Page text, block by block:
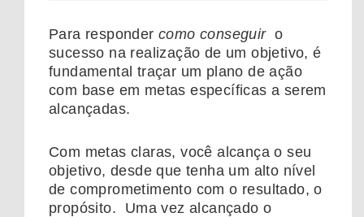
Para responder como conseguiro
sucesso na realização de um objetivo, é
fundamental traçar um plano de ação
com base em metas específicas a serem
alcançadas.
Com metas claras, você alcança o seu
objetivo, desde que tenha um alto nível
de comprometimento com o resultado, o
propósito. Uma vez alcançado o